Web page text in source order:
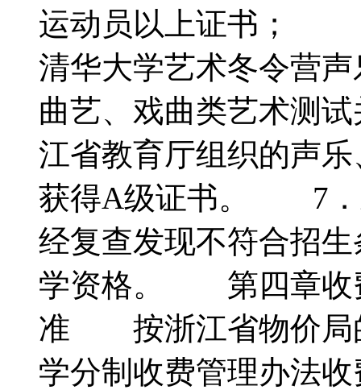
运动员以上证书；
清华大学艺术冬令营
曲艺、戏曲类艺术测
江省教育厅组织的声
获得A级证书。 7．
经复查发现不符合招
学资格。 第四章
准 按浙江省物价局
学分制收费管理办法